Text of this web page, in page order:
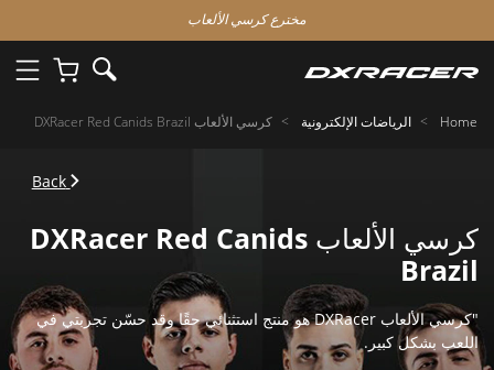
مخترع كرسي الألعاب
Home الرياضات الإلكترونية كرسي الألعاب DXRacer Red Canids Brazil
Back
كرسي الألعاب DXRacer Red Canids
Brazil
"كرسي الألعاب DXRacer هو منتج استثنائي حقًا وقد حسّن تجربتي في
اللعب بشكل كبير.